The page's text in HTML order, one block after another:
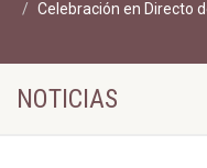
Celebración en Directo
NOTICIAS